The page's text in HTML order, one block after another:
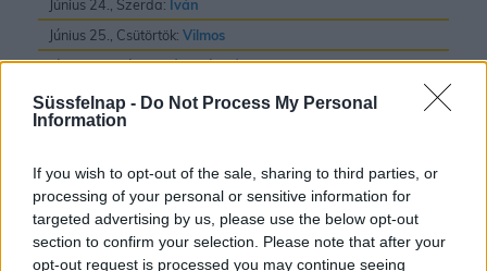
Süssfelnap - Do Not Process My Personal
Information
If you wish to opt-out of the sale, sharing to third parties, or
processing of your personal or sensitive information for
targeted advertising by us, please use the below opt-out
section to confirm your selection. Please note that after your
opt-out request is processed you may continue seeing
Június 24., Szerda: Iván
Június 25., Csütörtök: Vilmos
Június 26., Péntek:JánosésPál
Június 27., Szombat:László
Június 28., Vasárnap:
Június 30., Kedd: